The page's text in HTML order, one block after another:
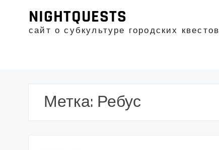
содержимому
NIGHTQUESTS
сайт о субкультуре городских квестов
Метка: Ребус